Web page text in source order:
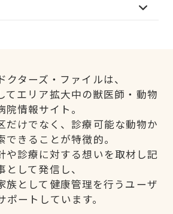
クターズ・ファイルは、
てエリア拡大中の獣医師・動物
院情報サイト。
だけでなく、診療可能な動物か
できることが特徴的。
や診療に対する想いを取材し記
として発信し、
族として健康管理を行うユーザ
ポートしています。